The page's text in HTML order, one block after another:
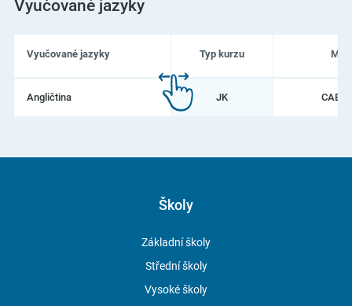
Vyučované jazyky
vyučovaných
International
Vyučované jazyky Typ kurzu
Angličtina JK CAE
Školy
Základní školy
Střední školy
Vysoké školy